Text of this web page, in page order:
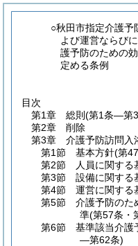
○秋田市指定介護予
よび運営ならび
護予防のための
定める条例
目次
第1章
総則 (第1条―第
第2章
削除
第3章
介護予防訪問入
第1節
基本方針(第
第2節
人員に関する
第3節
設備に関する
第4節
運営に関する
第5節
介護予防のた
準(第57条・
第6節
基準該当介護
―第62条)